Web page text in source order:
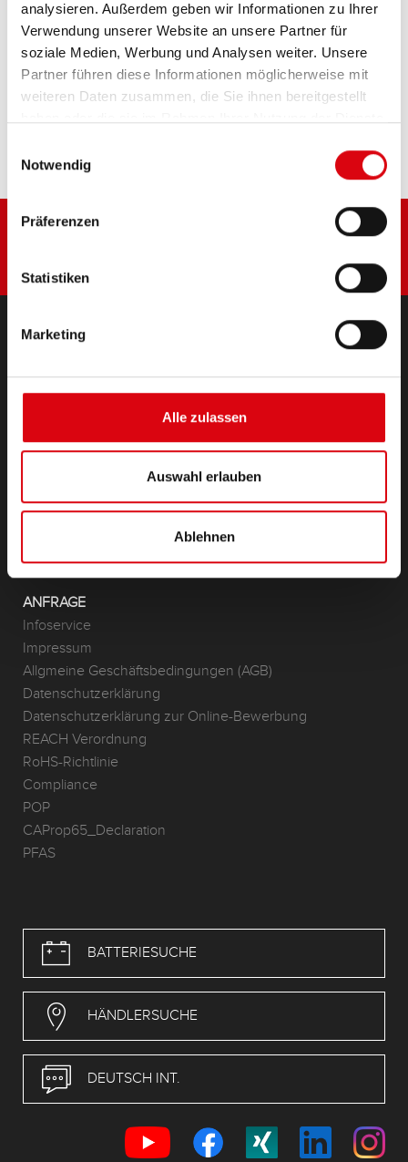
analysieren. Außerdem geben wir Informationen zu Ihrer
Verwendung unserer Website an unsere Partner für
soziale Medien, Werbung und Analysen weiter. Unsere
Partner führen diese Informationen möglicherweise mit
weiteren Daten zusammen, die Sie ihnen bereitgestellt
Notwendig
Präferenzen
Statistiken
Marketing
Alle zulassen
Auswahl erlauben
Ablehnen
PRODUKTDETAILS >
HÄNDLER & EINBAUSERVICE >
(Semi-) Traktion & Standby
Anwendungsbereiche
Standorte & Kontakt
ANFRAGE
Infoservice
Impressum
Allgmeine Geschäftsbedingungen (AGB)
Datenschutzerklärung
Datenschutzerklärung zur Online-Bewerbung
REACH Verordnung
RoHS-Richtlinie
Compliance
POP
CAProp65_Declaration
PFAS
BATTERIESUCHE
HÄNDLERSUCHE
DEUTSCH INT.